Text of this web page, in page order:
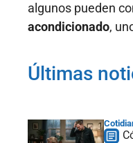
algunos pueden
acondicionado,
Últimas